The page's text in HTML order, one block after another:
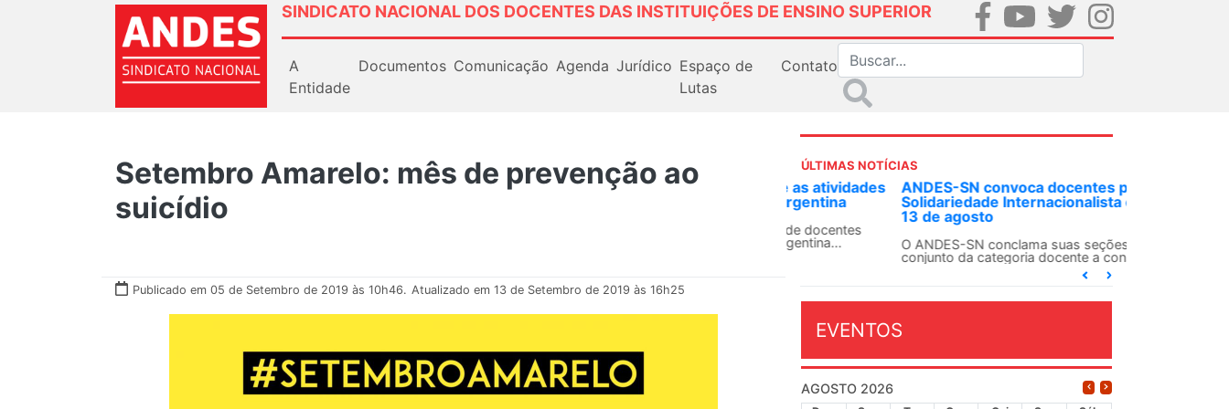
SINDICATO NACIONAL DOS DOCENTES DAS INSTITUIÇÕES DE ENSINO SUPERIOR
A
Entidade
Documentos Comunicação Agenda Jurídico Espaço de
Lutas
Contato
Setembro Amarelo: mês de prevenção ao
suicídio
Publicado em 05 de Setembro de 2019 às 10h46. Atualizado em 13 de Setembro de 2019 às 16h25
ÚLTIMAS NOTÍCIAS
ANDES-SN convoca docentes para Dia de
Solidariedade Internacionalista com Cuba em
O ANDES-SN conclama suas seções sindicais e o
conjunto da categoria docente a construírem, no
EVENTOS